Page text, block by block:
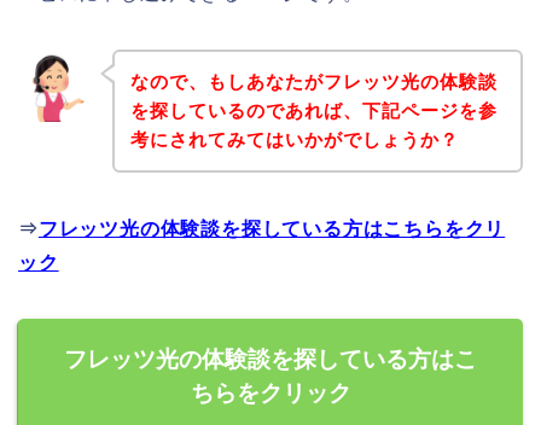
なので、もしあなたがフレッツ光の体験談
を探しているのであれば、下記ページを参
考にされてみてはいかがでしょうか？
⇒フレッツ光の体験談を探している方はこちらをクリ
ック
フレッツ光の体験談を探している方はこ
ちらをクリック